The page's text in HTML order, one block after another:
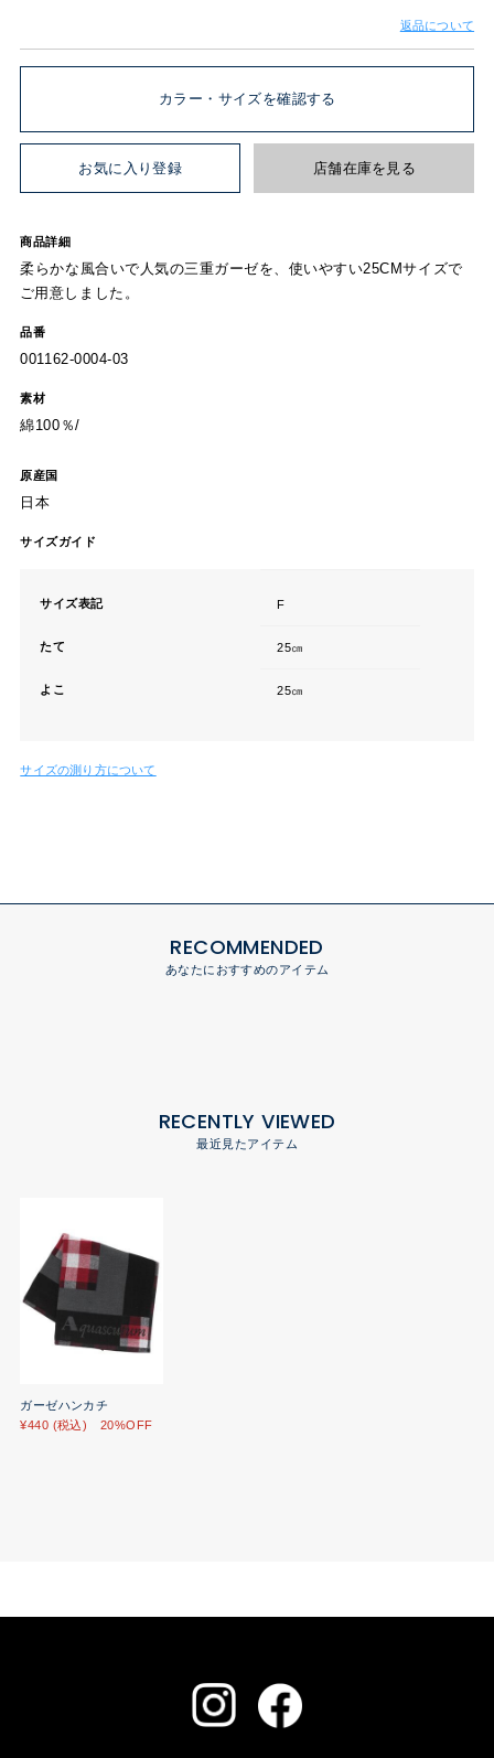
返品について
カラー・サイズを確認する
お気に入り登録 店舗在庫を見る
商品詳細
柔らかな風合いで人気の三重ガーゼを、使いやすい25CMサイズで
ご用意しました。
品番
001162-0004-03
素材
綿100％/
原産国
日本
サイズガイド
サイズ表記 F
たて 25㎝
よこ 25㎝
サイズの測り方について
RECOMMENDED
あなたにおすすめのアイテム
RECENTLY VIEWED
最近見たアイテム
ガーゼハンカチ
¥440 (税込) 20%OFF